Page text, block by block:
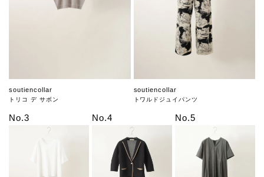
soutiencollar
トリコ デ サボン
soutiencollar
トワルドジュイパンツ
No.3 No.4 No.5